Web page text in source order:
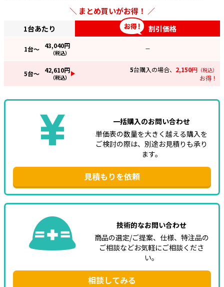
まとめ買いがお得！
1台あたり 割引価格
1台～ 43,040円
（税込）
—
5台～ 42,610円
（税込）
5台購入の場合、 2,150円 （税込）
お得！
一括購入のお問い合わせ
単価表の数量を大きく越える購入を
ご検討の際は、別途お見積りも承り
ます。
見積もりを依頼
技術的なお問い合わせ
商品の選定/ご提案、仕様、特注品の
ご相談などお気軽にご相談くださ
い。
相談してみる